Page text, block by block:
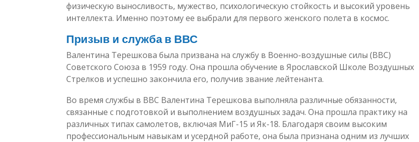
физическую выносливость, мужество, психологическую стойкость и высокий уровень
интеллекта. Именно поэтому ее выбрали для первого женского полета в космос.
Призыв и служба в ВВС
Валентина Терешкова была призвана на службу в Военно-воздушные силы (ВВС)
Советского Союза в 1959 году. Она прошла обучение в Ярославской Школе Воздушных
Стрелков и успешно закончила его, получив звание лейтенанта.
Во время службы в ВВС Валентина Терешкова выполняла различные обязанности,
связанные с подготовкой и выполнением воздушных задач. Она прошла практику на
различных типах самолетов, включая МиГ-15 и Як-18. Благодаря своим высоким
профессиональным навыкам и усердной работе, она была признана одним из лучших